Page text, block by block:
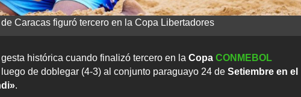
Caracas figuró tercero en la Copa Libertadores
histórica cuando finalizó tercero en la Copa CONMEBOL
luego de doblegar (4-3) al conjunto paraguayo 24 de Setiembre en el
.